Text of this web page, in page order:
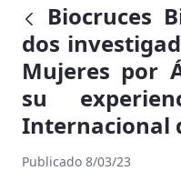
Biocruces
dos
Mujeres por
su
Internacional
Publicado 8/03/23